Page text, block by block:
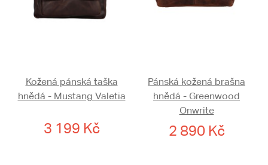
Kožená pánská taška
hnědá - Mustang Valetia
3 199 Kč
Pánská kožená brašna
hnědá - Greenwood
Onwrite
2 890 Kč